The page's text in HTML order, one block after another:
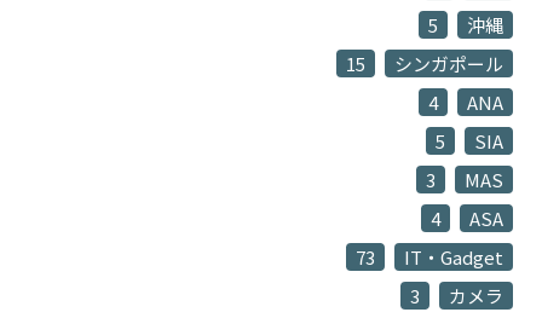
沖縄
5
シンガポール
15
ANA
4
SIA
5
MAS
3
ASA
4
IT・Gadget
73
カメラ
3